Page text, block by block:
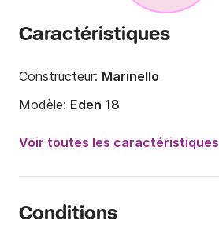
Caractéristiques
Constructeur: Marinello
Modèle: Eden 18
Puissance moteur:
40cv
Capacité à bord:
Voir toutes les caractéristiques
Conditions